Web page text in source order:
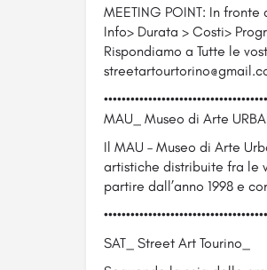
MEETING POINT: In
Info> Durata > Costi>
Rispondiamo a Tutte le
MAU_ Museo di Arte
Il MAU – Museo di Arte
artistiche distribuite fra le
partire dall’anno 1998 e
SAT_ Street Art Tourino_